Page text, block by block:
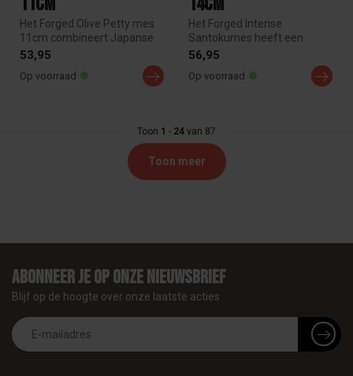
Het Forged Olive Petty mes
11cm combineert Japanse
finesse met Europese
53,95
Op voorraad
Het Forged Intense
Santokumes heeft een
robuust, stoer en industrieel
56,95
Op voorraad
Toon 1 - 24 van 87
Toon meer
Abonneer je op onze nieuwsbrief
Blijf op de hoogte over onze laatste acties